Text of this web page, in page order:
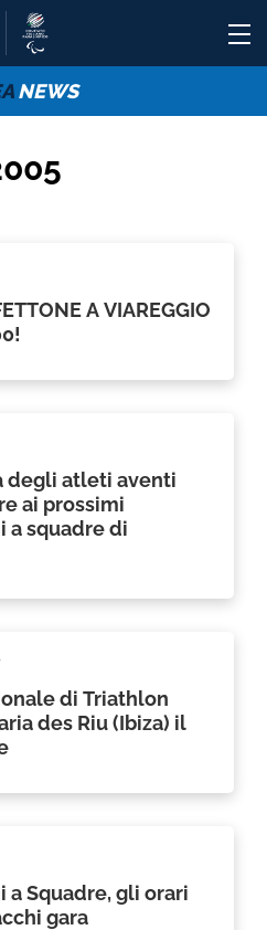
NEWS
A VIAREGGIO
degli atleti aventi
ai prossimi
a squadre di
di Triathlon
des Riu (Ibiza) il
a Squadre, gli orari
gara